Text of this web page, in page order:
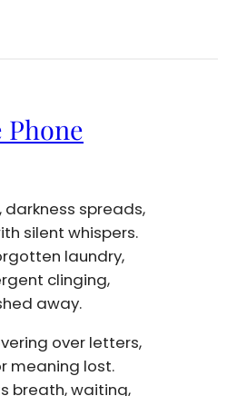
Phone
spreads,
silent whispers.
laundry,
clinging,
away.
over letters,
meaning lost.
breath, waiting,